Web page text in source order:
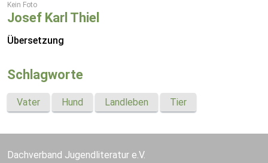
Kein Foto
Josef Karl Thiel
Übersetzung
Schlagworte
Vater Hund Landleben Tier
Dachverband Jugendliteratur e.V.